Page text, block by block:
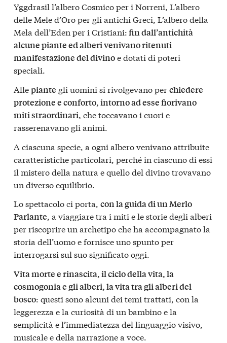
Yggdrasil l’albero Cosmico per i Norreni, L’albero
delle Mele d’Oro per gli antichi Greci, L’albero della
Mela dell’Eden per i Cristiani:fin dall’antichità
alcune piante ed alberi venivano ritenuti
manifestazione del divinoe dotati di poteri
speciali.
Allepiante gli uomini si rivolgevano perchiedere
protezione e conforto, intorno ad esse fiorivano
miti straordinari, che toccavano i cuori e
rasserenavano gli animi.
A ciascuna specie, a ogni albero venivano attribuite
caratteristiche particolari, perché in ciascuno di essi
il mistero della natura e quello del divino trovavano
un diverso equilibrio.
Lo spettacolo ci porta, con la guida di un Merlo
Parlante, a viaggiare tra i miti e le storie degli alberi
per riscoprire un archetipo che ha accompagnato la
storia dell’uomo e fornisce uno spunto per
interrogarsi sul suo significato oggi.
Vita morte e rinascita, il ciclo della vita, la
cosmogonia e gli alberi, la vita tra gli alberi del
bosco: questi sono alcuni dei temi trattati, con la
leggerezza e la curiosità di un bambino e la
semplicità e l’immediatezza del linguaggio visivo,
musicale e della narrazione a voce.